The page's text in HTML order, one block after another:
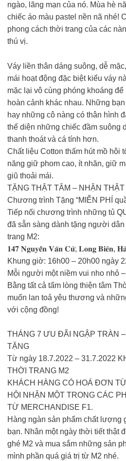
ngào, lãng mạn của nó. Mùa hè
chiếc áo màu pastel nền nã nhé!
phong cách thời trang của các
thú vị.
Váy liền thân dáng suông, dễ
mái hoạt động đặc biệt kiểu váy
mặc lại vô cùng phóng khoáng
hoàn cảnh khác nhau. Những
hay những cô nàng có thân hình
thể diện những chiếc đầm suông
thanh thoát và cá tính hơn.
Chất liệu Cotton thấm hút mồ hôi
năng giữ phom cao, ít nhăn, giữ
giũ thoải mái.
TẶNG THẬT TÂM – NHẬN THẬT
Chương trình Tặng “MIỄN PHÍ
Tiếp nối chương trình những tủ
đã sẵn sàng dành tặng người
trang M2:
𝟏𝟒𝟕 𝐍𝐠𝐮𝐲𝐞̂̃𝐧 𝐕𝐚̆𝐧 𝐂𝐮̛̀, 𝐋𝐨𝐧𝐠 𝐁𝐢𝐞̂𝐧,
Khung giờ: 16h00 – 20h00 ngày
Mỗi người một niềm vui nho nhỏ
Bằng tất cả tấm lòng thiện tâm
muốn lan toả yêu thương và
với cộng đồng!
THÁNG 7 ƯU ĐÃI NGẬP TRÀN
TẶNG
Từ ngày 18.7.2022 – 31.7.2022
THỜI TRANG M2
KHÁCH HÀNG CÓ HOÁ ĐƠN
HỘI NHẬN MỘT TRONG CÁC
TỪ MERCHANDISE F1.
Hàng ngàn sản phẩm chất lượng
bạn. Nhân một ngày thời tiết thật
ghé M2 và mua sắm những sản
mình phần quá giá trị từ M2 nhé.